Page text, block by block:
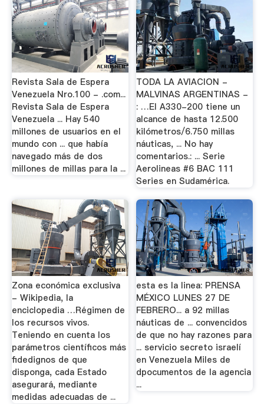
Revista Sala de Espera
Venezuela Nro.100 - .com...
Revista Sala de Espera
Venezuela ... Hay 540
millones de usuarios en el
mundo con ... que había
navegado más de dos
millones de millas para la ...
TODA LA AVIACION -
MALVINAS ARGENTINAS -
: …El A330-200 tiene un
alcance de hasta 12.500
kilómetros/6.750 millas
náuticas, ... No hay
comentarios.: ... Serie
Aerolineas #6 BAC 111
Series en Sudamérica.
Zona económica exclusiva
- Wikipedia, la
enciclopedia …Régimen de
los recursos vivos.
Teniendo en cuenta los
parámetros científicos más
fidedignos de que
disponga, cada Estado
asegurará, mediante
medidas adecuadas de ...
esta es la linea: PRENSA
MÉXICO LUNES 27 DE
FEBRERO... a 92 millas
náuticas de ... convencidos
de que no hay razones para
... servicio secreto israelí
en Venezuela Miles de
dpocumentos de la agencia
...